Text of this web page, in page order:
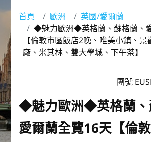
首頁 歐洲
英國/愛爾蘭
◆魅力歐洲◆英格蘭、蘇格蘭、
【倫敦市區飯店2晚、唯美小鎮、
廠、米其林、雙大學城、下午茶】
團號
◆魅力歐洲◆英格蘭、
愛爾蘭全覽16天【倫